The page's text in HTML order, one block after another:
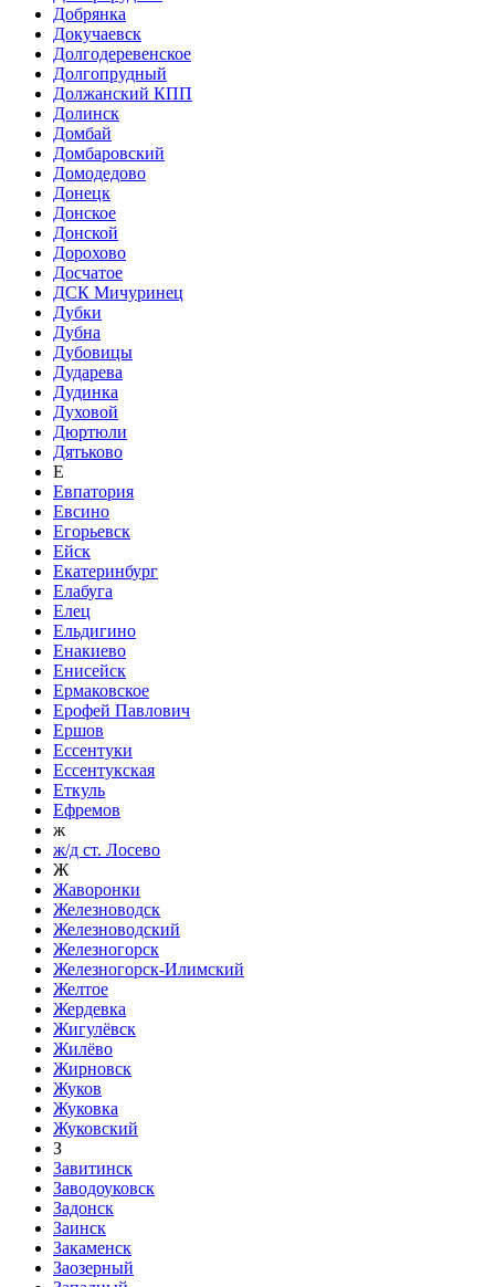
Добрянка
Докучаевск
Долгодеревенское
Долгопрудный
Должанский КПП
Долинск
Домбай
Домбаровский
Домодедово
Донецк
Донское
Донской
Дорохово
Досчатое
ДСК Мичуринец
Дубки
Дубна
Дубовицы
Дударева
Дудинка
Духовой
Дюртюли
Дятьково
Е
Евпатория
Евсино
Егорьевск
Ейск
Екатеринбург
Елабуга
Елец
Ельдигино
Енакиево
Енисейск
Ермаковское
Ерофей Павлович
Ершов
Ессентуки
Ессентукская
Еткуль
Ефремов
ж
ж/д ст. Лосево
Ж
Жаворонки
Железноводск
Железноводский
Железногорск
Железногорск-Илимский
Желтое
Жердевка
Жигулёвск
Жилёво
Жирновск
Жуков
Жуковка
Жуковский
З
Завитинск
Заводоуковск
Задонск
Заинск
Закаменск
Заозерный